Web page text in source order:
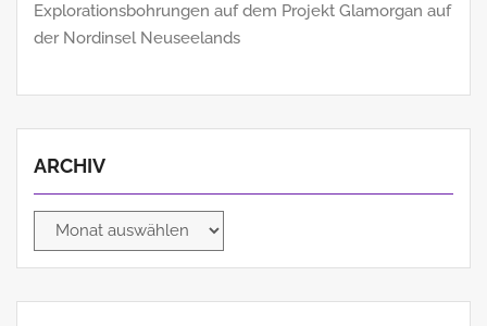
Explorationsbohrungen auf dem Projekt Glamorgan auf
der Nordinsel Neuseelands
ARCHIV
Archiv